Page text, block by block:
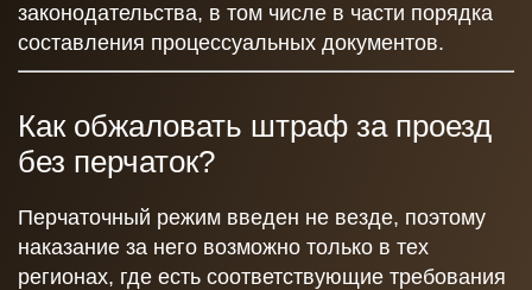
законодательства, в том числе в части порядка
составления процессуальных документов.
Как обжаловать штраф за проезд
без перчаток?
Перчаточный режим введен не везде, поэтому
наказание за него возможно только в тех
регионах, где есть соответствующие требования